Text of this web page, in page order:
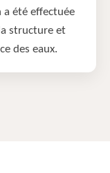
a été effectuée
structure et
des eaux.